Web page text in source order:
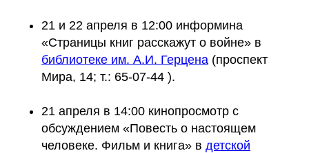
21 и 22 апреля в 12:00 информина
«Страницы книг расскажут о войне» в
библиотеке им. А.И. Герцена (проспект
Мира, 14; т.: 65-07-44 ).
21 апреля в 14:00 кинопросмотр с
обсуждением «Повесть о настоящем
человеке. Фильм и книга» в детской